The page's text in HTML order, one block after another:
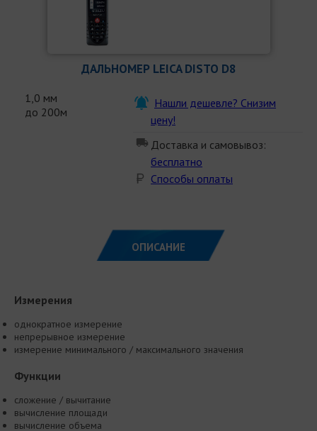
ДАЛЬНОМЕР LEICA DISTO D8
1,0 мм
до 200м
Нашли дешевле? Снизим
цену!
Доставка и самовывоз:
бесплатно
Способы оплаты
ОПИСАНИЕ
Измерения
однократное измерение
непрерывное измерение
измерение минимального / максимального значения
Функции
сложение / вычитание
вычисление площади
вычисление объема